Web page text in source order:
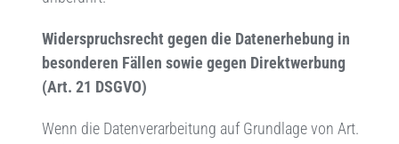
Widerspruchsrecht gegen die Datenerhebung in
besonderen Fällen sowie gegen Direktwerbung
(Art. 21 DSGVO)
Wenn die Datenverarbeitung auf Grundlage von Art.